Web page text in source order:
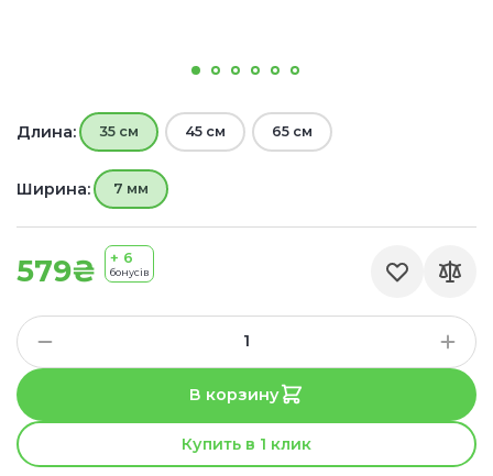
579₴ + 6
бонусів
Длина: 35 см 45 см 65 см
Ширина: 7 мм
В корзину
Купить в 1 клик